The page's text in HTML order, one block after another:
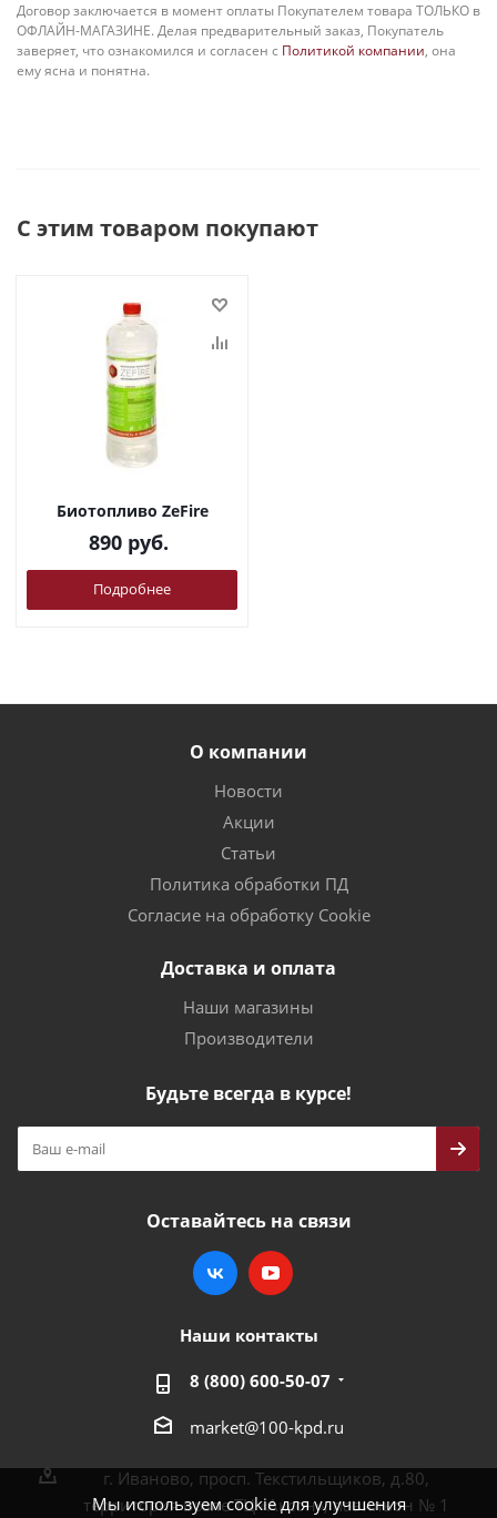
Мы используем cookie для улучшения
Договор заключается в момент оплаты Покупателем товара ТОЛЬКО в
ОФЛАЙН-МАГАЗИНЕ. Делая предварительный заказ, Покупатель
заверяет, что ознакомился и согласен с Политикой компании, она
ему ясна и понятна.
С этим товаром покупают
Биотопливо ZeFire
890руб.
Подробнее
О компании
Новости
Акции
Статьи
Политика обработки ПД
Согласие на обработку Cookie
Доставка и оплата
Наши магазины
Производители
Будьте всегда в курсе!
Оставайтесь на связи
Наши контакты
8 (800) 600-50-07
market@100-kpd.ru
г. Иваново, просп. Текстильщиков, д.80,
территория возле ТЦ «Аксон», павильон № 1